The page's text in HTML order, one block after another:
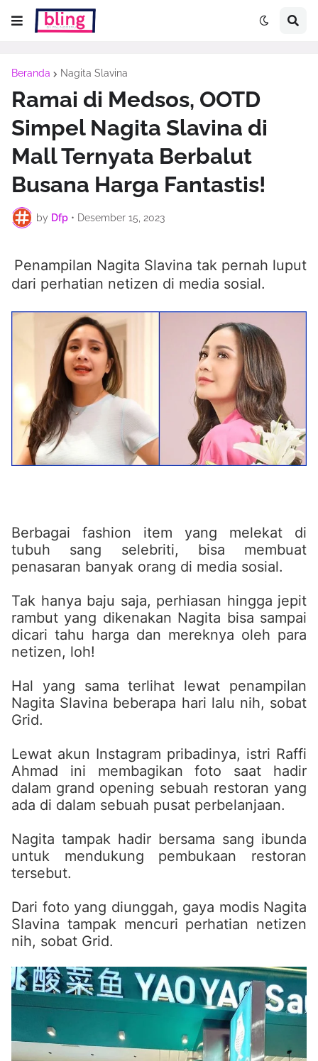
Beranda Nagita Slavina
Ramai di Medsos, OOTD
Simpel Nagita Slavina di
Mall Ternyata Berbalut
Busana Harga Fantastis!
by Dfp • Desember 15, 2023
Penampilan Nagita Slavina tak pernah luput
dari perhatian netizen di media sosial.
Berbagai fashion item yang melekat di
tubuh sang selebriti, bisa membuat
penasaran banyak orang di media sosial.
Tak hanya baju saja, perhiasan hingga jepit
rambut yang dikenakan Nagita bisa sampai
dicari tahu harga dan mereknya oleh para
netizen, loh!
Hal yang sama terlihat lewat penampilan
Nagita Slavina beberapa hari lalu nih, sobat
Grid.
Lewat akun Instagram pribadinya, istri Raffi
Ahmad ini membagikan foto saat hadir
dalam grand opening sebuah restoran yang
ada di dalam sebuah pusat perbelanjaan.
Nagita tampak hadir bersama sang ibunda
untuk mendukung pembukaan restoran
tersebut.
Dari foto yang diunggah, gaya modis Nagita
Slavina tampak mencuri perhatian netizen
nih, sobat Grid.